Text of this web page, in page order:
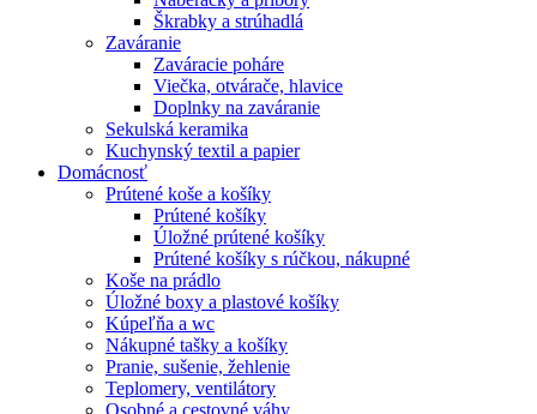
Škrabky a strúhadlá
Zaváranie
Zaváracie poháre
Viečka, otvárače, hlavice
Doplnky na zaváranie
Sekulská keramika
Kuchynský textil a papier
Domácnosť
Prútené koše a košíky
Prútené košíky
Úložné prútené košíky
Prútené košíky s rúčkou, nákupné
Koše na prádlo
Úložné boxy a plastové košíky
Kúpeľňa a wc
Nákupné tašky a košíky
Pranie, sušenie, žehlenie
Teplomery, ventilátory
Osobné a cestovné váhy